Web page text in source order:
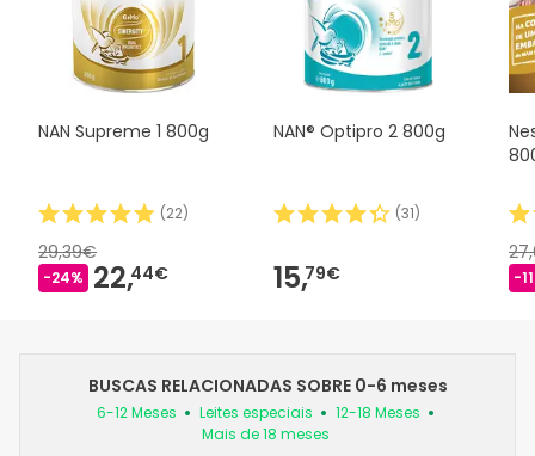
NAN Supreme 1 800g
(22)
29,39€
-24% 22,44€
NAN® Optipro 2 800g
(31)
15,79€ -
BUSCAS RELACIONADAS SOBRE 0-6 meses
6-12 Meses Leites especiais
12-18 Meses
Mais de 18 meses